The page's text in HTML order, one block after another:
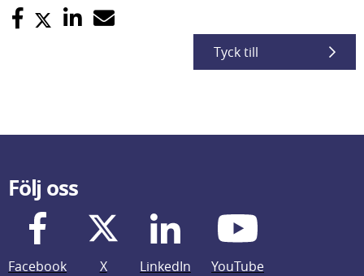
Tyck till
Följ oss
Facebook X LinkedIn
YouTube